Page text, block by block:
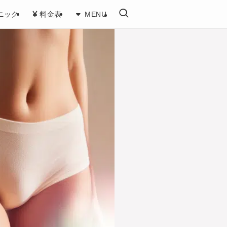
ック 料金表 MENU
ついて